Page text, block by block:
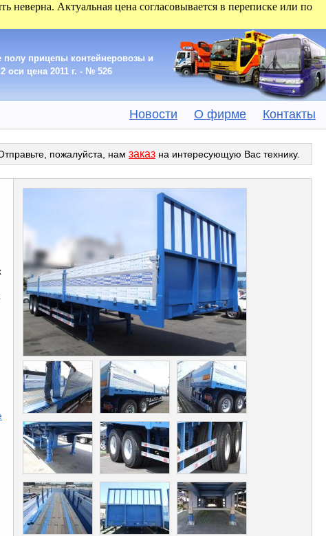
неверна. Актуальная цена согласовывается в переписке или по
полу прицепы контейнеровозы и
оси цена 2011 г. - № 526
Новости О фирме Контакты
пожалуйста, нам заказ на интересующую Вас технику.